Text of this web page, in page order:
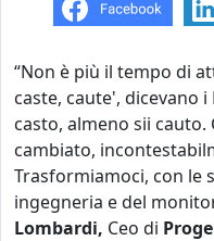
“Non è più il tempo di
caste, caute', dicevano
casto, almeno sii
cambiato,
Trasformiamoci, con le
ingegneria e del
Lombardi, Ceo di